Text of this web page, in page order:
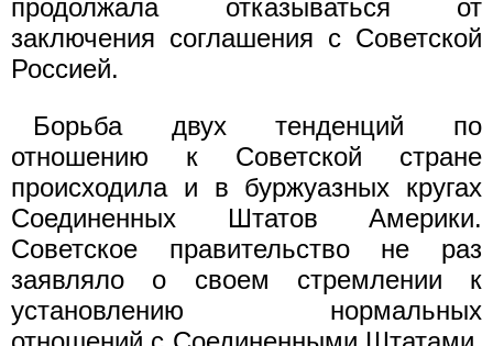
продолжала отказываться от
заключения соглашения с Советской
Россией.
Борьба двух тенденций по
отношению к Советской стране
происходила и в буржуазных кругах
Соединенных Штатов Америки.
Советское правительство не раз
заявляло о своем стремлении к
установлению нормальных